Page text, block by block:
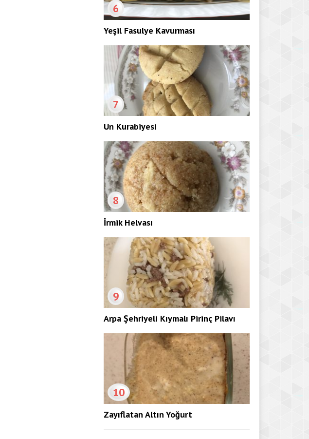
6
Yeşil Fasulye Kavurması
7
Un Kurabiyesi
8
İrmik Helvası
9
Arpa Şehriyeli Kıymalı Pirinç Pilavı
10
Zayıflatan Altın Yoğurt